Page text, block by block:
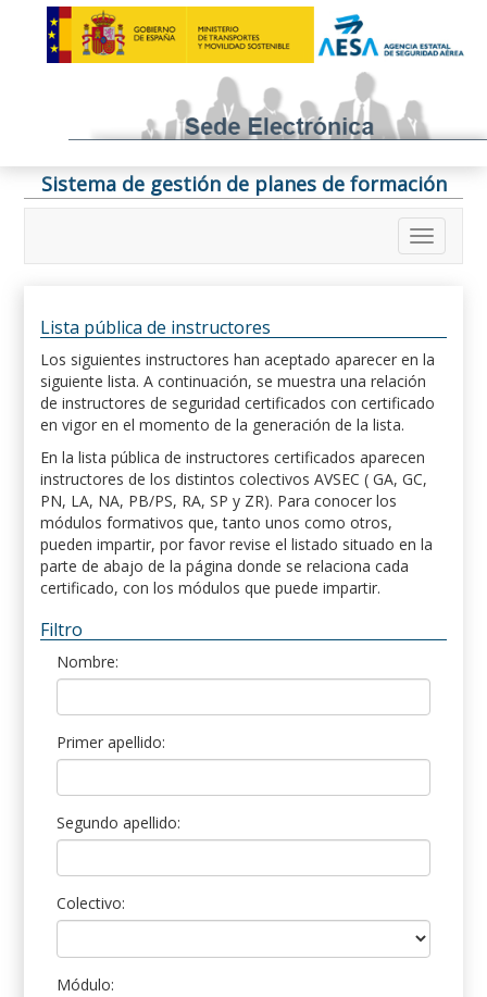
Sistema de gestión de planes de formación
Lista pública de instructores
Los siguientes instructores han aceptado aparecer en la
siguiente lista. A continuación, se muestra una relación
de instructores de seguridad certificados con certificado
en vigor en el momento de la generación de la lista.
En la lista pública de instructores certificados aparecen
instructores de los distintos colectivos AVSEC ( GA, GC,
PN, LA, NA, PB/PS, RA, SP y ZR). Para conocer los
módulos formativos que, tanto unos como otros,
pueden impartir, por favor revise el listado situado en la
parte de abajo de la página donde se relaciona cada
certificado, con los módulos que puede impartir.
Filtro
Nombre:
Primer apellido:
Segundo apellido:
Colectivo:
Módulo: